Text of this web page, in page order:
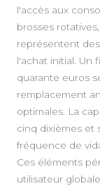
l'accès aux
brosses
représentent
l'achat initial. Un
quarante euros
remplacement
optimales. La
cinq dixièmes et
fréquence de
Ces éléments
utilisateur